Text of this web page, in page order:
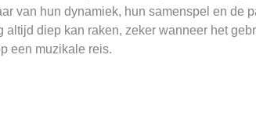
van hun dynamiek, hun samenspel en de
diep kan raken, zeker wanneer het
een muzikale reis.